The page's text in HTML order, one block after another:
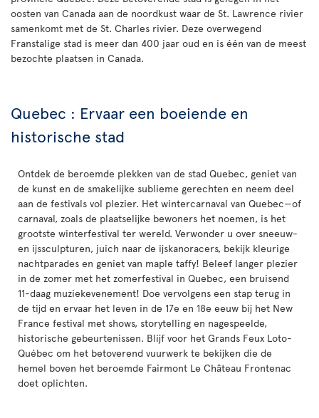
oosten van Canada aan de noordkust waar de St. Lawrence rivier
samenkomt met de St. Charles rivier. Deze overwegend
Franstalige stad is meer dan 400 jaar oud en is één van de meest
bezochte plaatsen in Canada.
Quebec : Ervaar een boeiende en
historische stad
Ontdek de beroemde plekken van de stad Quebec, geniet van
de kunst en de smakelijke sublieme gerechten en neem deel
aan de festivals vol plezier. Het wintercarnaval van Quebec—of
carnaval, zoals de plaatselijke bewoners het noemen, is het
grootste winterfestival ter wereld. Verwonder u over sneeuw-
en ijssculpturen, juich naar de ijskanoracers, bekijk kleurige
nachtparades en geniet van maple taffy! Beleef langer plezier
in de zomer met het zomerfestival in Quebec, een bruisend
11-daag muziekevenement! Doe vervolgens een stap terug in
de tijd en ervaar het leven in de 17e en 18e eeuw bij het New
France festival met shows, storytelling en nagespeelde,
historische gebeurtenissen. Blijf voor het Grands Feux Loto-
Québec om het betoverend vuurwerk te bekijken die de
hemel boven het beroemde Fairmont Le Château Frontenac
doet oplichten.